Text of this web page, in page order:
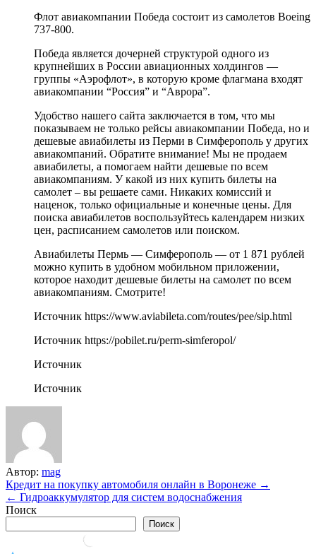
Флот авиакомпании Победа состоит из самолетов Boeing
737-800.
Победа является дочерней структурой одного из
крупнейших в России авиационных холдингов —
группы «Аэрофлот», в которую кроме флагмана входят
авиакомпании “Россия” и “Аврора”.
Удобство нашего сайта заключается в том, что мы
показываем не только рейсы авиакомпании Победа, но и
дешевые авиабилеты из Перми в Симферополь у других
авиакомпаний. Обратите внимание! Мы не продаем
авиабилеты, а помогаем найти дешевые по всем
авиакомпаниям. У какой из них купить билеты на
самолет – вы решаете сами. Никаких комиссий и
наценок, только официальные и конечные цены. Для
поиска авиабилетов воспользуйтесь календарем низких
цен, расписанием самолетов или поиском.
Авиабилеты Пермь — Симферополь — от 1 871 рублей
можно купить в удобном мобильном приложении,
которое находит дешевые билеты на самолет по всем
авиакомпаниям. Смотрите!
Источник https://www.aviabileta.com/routes/pee/sip.html
Источник https://pobilet.ru/perm-simferopol/
Источник
Источник
Автор: mag
Навигация
по
Кредит на покупку автомобиля онлайн в Воронеже →
← Гидроаккумулятор для систем водоснабжения
Поиск
Поиск